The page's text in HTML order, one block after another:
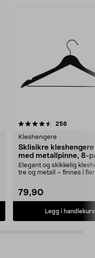
256
Kleshengere
Sklisikre
med metallpinne, 8-
Elegant og skikkelig
tre og metall – finnes i
79,90
Legg i handlekurv
4.5av 5 stjerner